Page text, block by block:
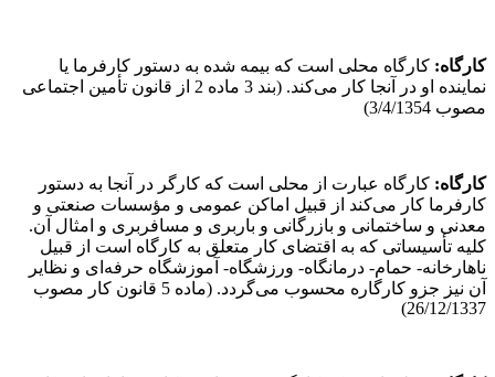
کارگاه: کارگاه محلی است که بیمه شده به دستور کارفرما یا
نماینده او در آنجا کار می‌کند. (بند 3 ماده 2 از قانون تأمین اجتماعی
مصوب 3/4/1354)
کارگاه: کارگاه عبارت از محلی است که کارگر در آنجا به دستور
کارفرما کار می‌کند از قبیل اماکن عمومی و مؤسسات صنعتی و
معدنی و ساختمانی و بازرگانی و باربری و مسافربری و امثال آن.
کلیه تأسیساتی که به اقتضای کار متعلق به کارگاه است از قبیل
ناهارخانه- حمام- درمانگاه- ورزشگاه- آموزشگاه حرفه‌ای و نظایر
آن نیز جزو کارگاره محسوب می‌گردد. (ماده 5 قانون کار مصوب
26/12/1337)